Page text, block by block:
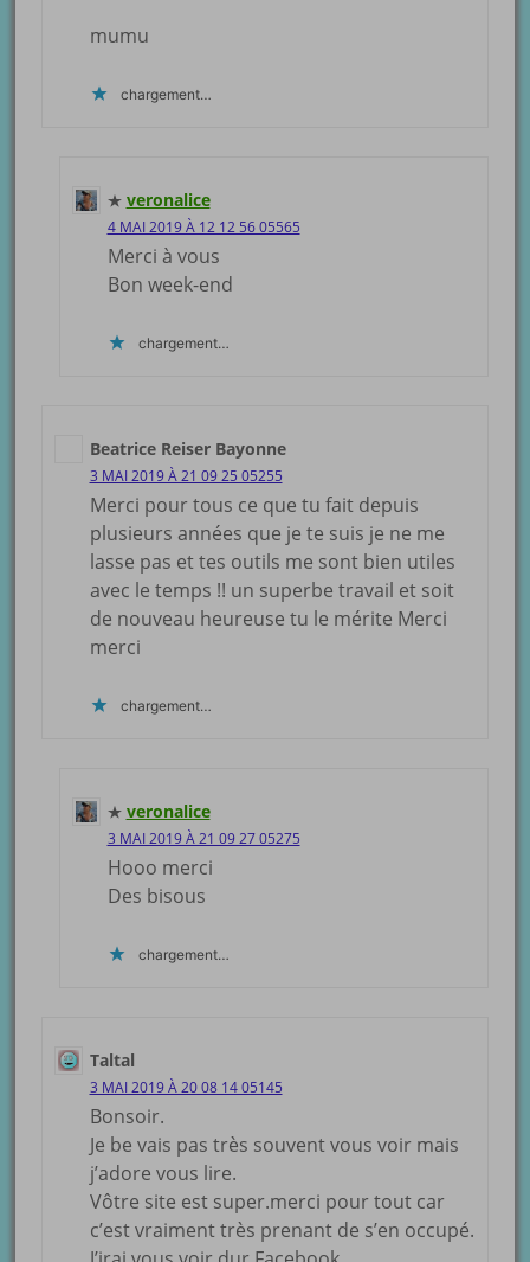
mumu
chargement…
veronalice
4 MAI 2019 À 12 12 56 05565
Merci à vous
Bon week-end
chargement…
Beatrice Reiser Bayonne
3 MAI 2019 À 21 09 25 05255
Merci pour tous ce que tu fait depuis
plusieurs années que je te suis je ne me
lasse pas et tes outils me sont bien utiles
avec le temps !! un superbe travail et soit
de nouveau heureuse tu le mérite Merci
merci
chargement…
veronalice
3 MAI 2019 À 21 09 27 05275
Hooo merci
Des bisous
chargement…
Taltal
3 MAI 2019 À 20 08 14 05145
Bonsoir.
Je be vais pas très souvent vous voir mais
j’adore vous lire.
Vôtre site est super.merci pour tout car
c’est vraiment très prenant de s’en occupé.